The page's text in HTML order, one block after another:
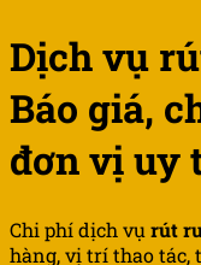
Dịch vụ
Báo giá,
đơn vị uy
Chi phí dịch vụrút
hàng, vị trí thao tác,